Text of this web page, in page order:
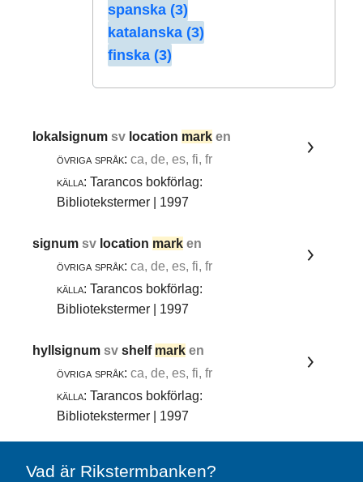
spanska (3)
katalanska (3)
finska (3)
lokalsignumsv location mark en
övriga språk: ca, de, es, fi, fr
källa: Tarancos bokförlag:
Bibliotekstermer | 1997
signumsv location mark en
övriga språk: ca, de, es, fi, fr
källa: Tarancos bokförlag:
Bibliotekstermer | 1997
hyllsignumsvshelf mark en
övriga språk: ca, de, es, fi, fr
källa: Tarancos bokförlag:
Bibliotekstermer | 1997
Vad är Rikstermbanken?